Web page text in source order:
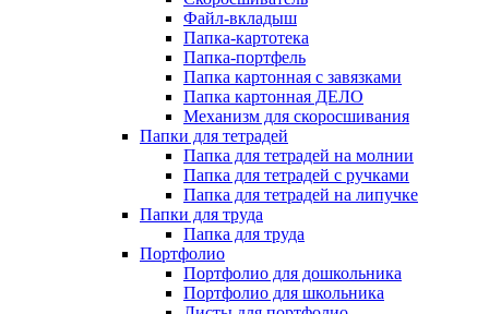
Файл-вкладыш
Папка-картотека
Папка-портфель
Папка картонная с завязками
Папка картонная ДЕЛО
Механизм для скоросшивания
Папки для тетрадей
Папка для тетрадей на молнии
Папка для тетрадей с ручками
Папка для тетрадей на липучке
Папки для труда
Папка для труда
Портфолио
Портфолио для дошкольника
Портфолио для школьника